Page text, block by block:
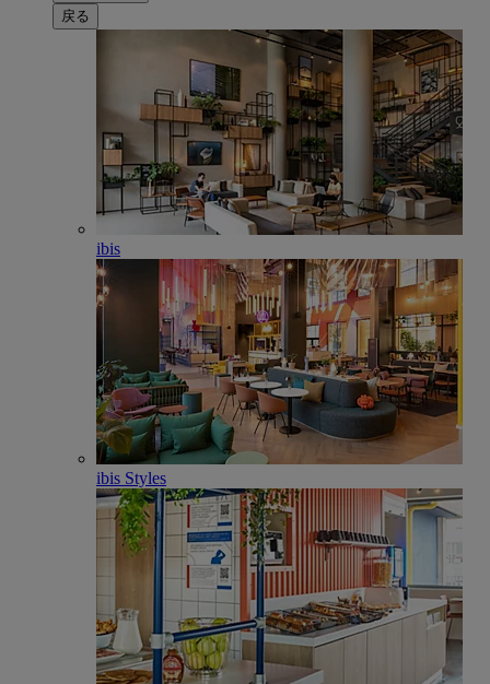
戻る
ibis
ibis Styles